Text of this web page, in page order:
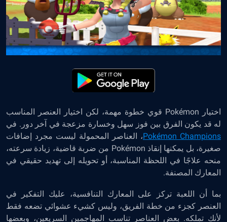
اختيار Pokémon قوي خطوة مهمة، لكن اختيار العنصر المناسب
له قد يكون الفرق بين فوز سهل وخسارة مزعجة في آخر دور. في
Pokémon Champions، العناصر المحمولة ليست مجرد إضافات
صغيرة، بل يمكنها إنقاذ Pokémon من ضربة قاضية، زيادة سرعته،
منحه علاجًا في اللحظة المناسبة، أو تحويله إلى تهديد حقيقي في
المعارك المصنفة.
بما أن اللعبة تركز على المعارك التنافسية، عليك التفكير في
العنصر كجزء من خطة الفريق، وليس كشيء عشوائي تضعه فقط
لأنك تملكه. بعض العناصر تناسب المهاجمين السريعين، وبعضها